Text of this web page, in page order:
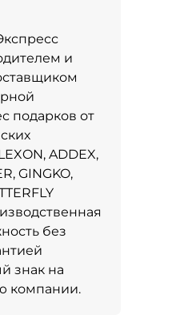
и
подарков от
ADDEX,
GINGKO,
без
знак на
компании.